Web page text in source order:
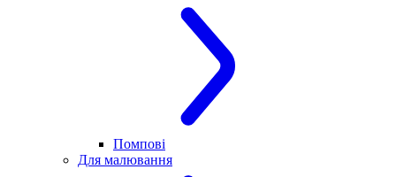
Помпові
Для малювання